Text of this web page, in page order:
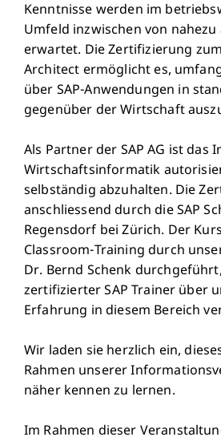
Kenntnisse werden im
Umfeld inzwischen von
erwartet. Die Zertifizierung
Architect ermöglicht es,
über SAP-Anwendungen in
gegenüber der Wirtschaft
Als Partner der SAP AG ist das
Wirtschaftsinformatik
selbständig abzuhalten. Die
anschliessend durch die SAP
Regensdorf bei Zürich. Der
Classroom-Training durch
Dr. Bernd Schenk
zertifizierter SAP Trainer über
Erfahrung in diesem Bereich
Wir laden sie herzlich ein,
Rahmen unserer
näher kennen zu lernen.
Im Rahmen dieser